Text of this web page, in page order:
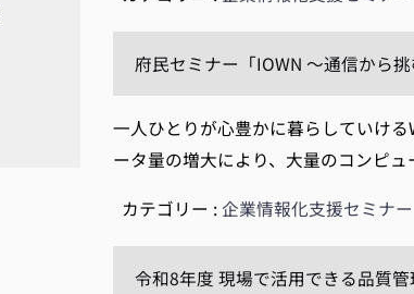
府民セミナー「IOWN ～通信から
一人ひとりが心豊かに暮らしていけ
ータ量の増大により、大量のコンピ
カテゴリー :企業情報化支援セミナー
令和8年度 現場で活用できる品質